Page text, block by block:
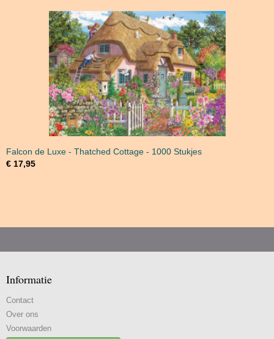
Falcon de Luxe - Thatched Cottage - 1000 Stukjes
€ 17,95
Informatie
Contact
Over ons
Voorwaarden